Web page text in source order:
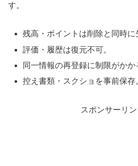
す。
残高・ポイントは削除と同時に
評価・履歴は復元不可。
同一情報の再登録に制限がかか
控え書類・スクショを事前保存
スポンサーリン